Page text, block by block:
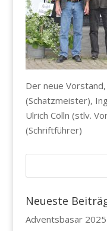
Der neue
(Schatzmeister),
Ulrich Cölln (stlv.
(Schriftführer)
Neueste
Adventsbasar 2025